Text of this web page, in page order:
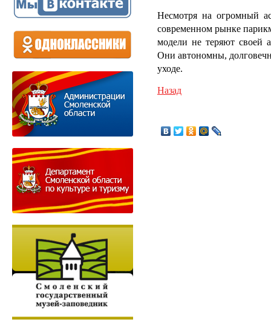
Несмотря на огромный
современном рынке
модели не теряют своей
Они автономны,
уходе.
Назад